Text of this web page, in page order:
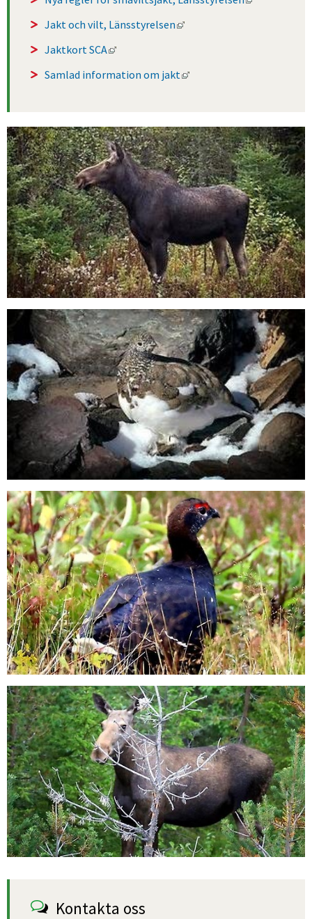
Jakt och vilt, Länsstyrelsen
Länk till annan
Jaktkort SCA Länk till annan webbplats, öppnas i nytt
Samlad information om jakt Länk till annan
Kontakta oss